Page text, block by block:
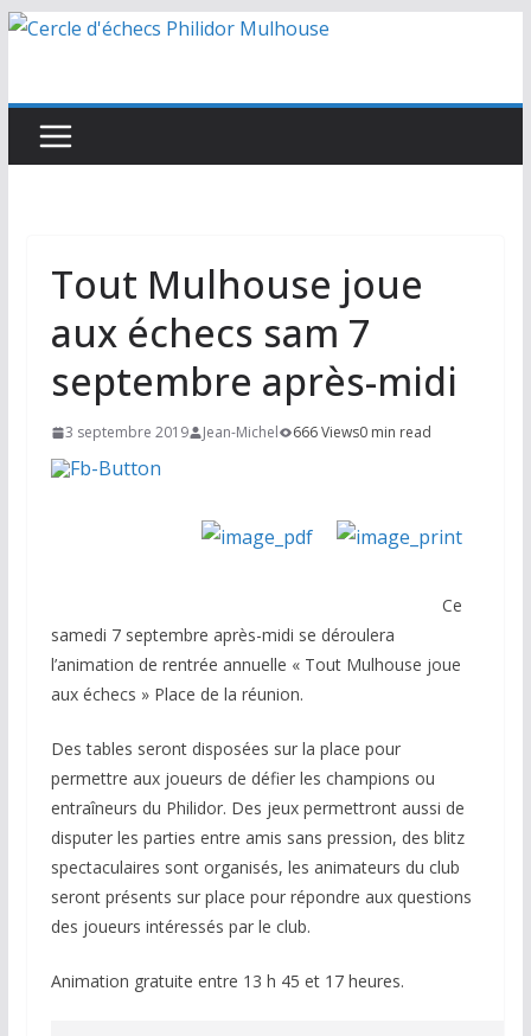
Passer
Tout Mulhouse joue
aux échecs sam 7
septembre après-midi
3 septembre 2019 Jean-Michel 666 Views0 min read
Ce
samedi 7 septembre après-midi se déroulera
l’animation de rentrée annuelle « Tout Mulhouse joue
aux échecs » Place de la réunion.
Des tables seront disposées sur la place pour
permettre aux joueurs de défier les champions ou
entraîneurs du Philidor. Des jeux permettront aussi de
disputer les parties entre amis sans pression, des blitz
spectaculaires sont organisés, les animateurs du club
seront présents sur place pour répondre aux questions
des joueurs intéressés par le club.
Animation gratuite entre 13 h 45 et 17 heures.